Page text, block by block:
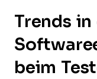
Trends in
beim